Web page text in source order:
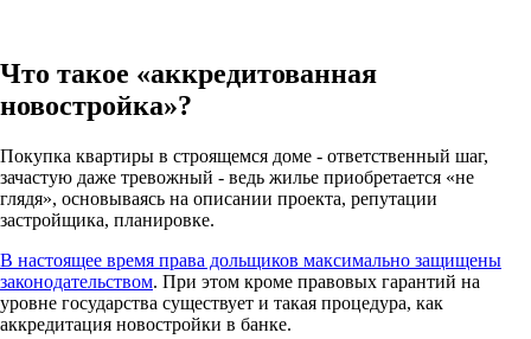
Что такое «аккредитованная
новостройка»?
Покупка квартиры в строящемся доме - ответственный шаг,
зачастую даже тревожный - ведь жилье приобретается «не
глядя», основываясь на описании проекта, репутации
застройщика, планировке.
В настоящее время права дольщиков максимально защищены
законодательством. При этом кроме правовых гарантий на
уровне государства существует и такая процедура, как
аккредитация новостройки в банке.